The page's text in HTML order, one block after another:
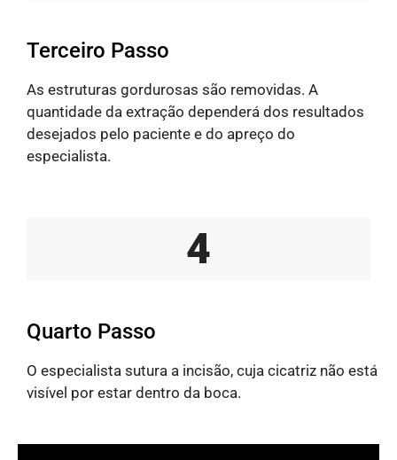
Terceiro Passo
As estruturas gordurosas são removidas. A
quantidade da extração dependerá dos resultados
desejados pelo paciente e do apreço do
especialista.
4
Quarto Passo
O especialista sutura a incisão, cuja cicatriz não está
visível por estar dentro da boca.